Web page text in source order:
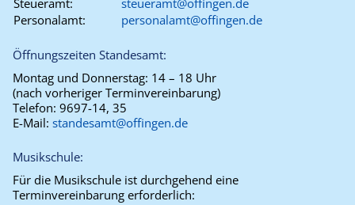
Steueramt:
steueramt@offingen.de
Personalamt:
personalamt@offingen.de
Öffnungszeiten Standesamt:
Montag und Donnerstag: 14 – 18 Uhr
(nach vorheriger Terminvereinbarung)
Telefon: 9697-14, 35
E-Mail: standesamt@offingen.de
Musikschule:
Für die Musikschule ist durchgehend eine
Terminvereinbarung erforderlich: